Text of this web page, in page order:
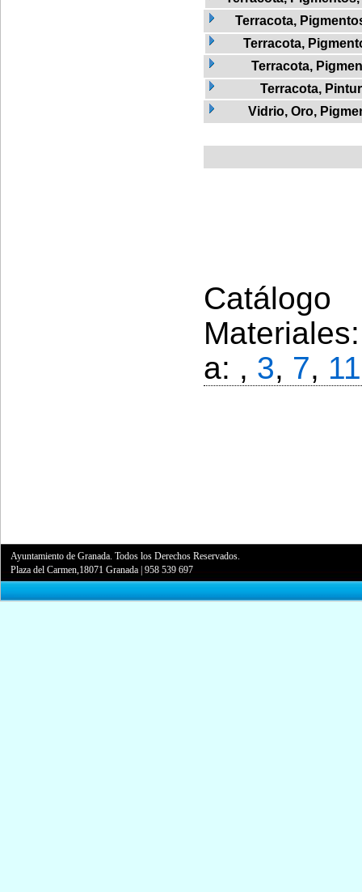
Terracota,
Terracota,
Terracota,
Terracota,
Vidrio, Oro,
a: , 3, 7, 11
Ayuntamiento de Granada. Todos los Derechos Reservados.
Plaza del Carmen,18071 Granada |958 539 697